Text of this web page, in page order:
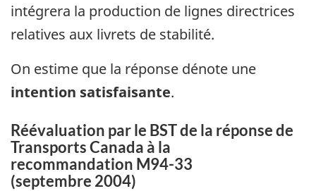
intégrera la production de lignes directrices
relatives aux livrets de stabilité.
On estime que la réponse dénote une
intention satisfaisante.
Réévaluation par le BST de la réponse de
Transports Canada à la
recommandation M94-33
(septembre 2004)